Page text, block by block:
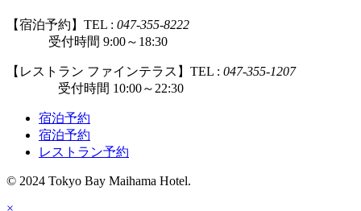
【宿泊予約】TEL : 047-355-8222
受付時間 9:00～18:30
【レストラン ファインテラス】TEL : 047-355-1207
受付時間 10:00～22:30
宿泊予約
宿泊予約
レストラン予約
© 2024 Tokyo Bay Maihama Hotel.
×